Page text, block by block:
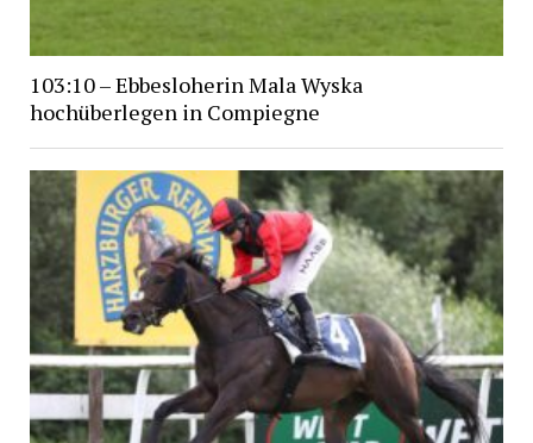
103:10 – Ebbesloherin Mala Wyska
hochüberlegen in Compiegne